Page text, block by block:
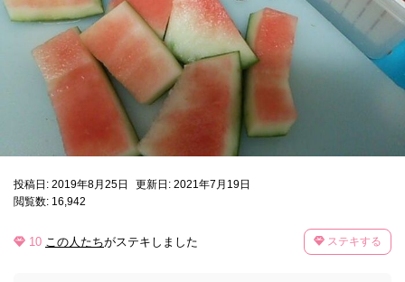
投稿日: 2019年8月25日
更新日: 2021年7月19日
閲覧数: 16,942
10 この人たちがステキしました ステキする